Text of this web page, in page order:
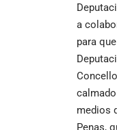
a
para
medios
Penas,